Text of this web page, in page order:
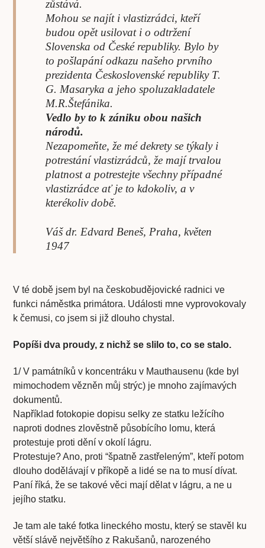
zůstává.
Mohou se najít i vlastizrádci, kteří
budou opět usilovat i o odtržení
Slovenska od České republiky. Bylo by
to pošlapání odkazu našeho prvního
prezidenta Československé republiky T.
G. Masaryka a jeho spoluzakladatele
M.R.Štefánika.
Vedlo by to k zániku obou našich
národů.
Nezapomeňte, že mé dekrety se týkaly i
potrestání vlastizrádců, že mají trvalou
platnost a potrestejte všechny případné
vlastizrádce ať je to kdokoliv, a v
kterékoliv době.
Váš dr. Edvard Beneš, Praha, květen
1947
V té době jsem byl na českobudějovické radnici ve
funkci náměstka primátora. Události mne vyprovokovaly
k čemusi, co jsem si již dlouho chystal.
Popíši dva proudy, z nichž se slilo to, co se stalo.
1/ V památníků v koncentráku v Mauthausenu (kde byl
mimochodem vězněn můj strýc) je mnoho zajímavých
dokumentů.
Například fotokopie dopisu selky ze statku ležícího
naproti dodnes zlověstně působícího lomu, která
protestuje proti dění v okolí lágru.
Protestuje? Ano, proti “špatně zastřeleným”, kteří potom
dlouho dodělávají v příkopě a lidé se na to musí dívat.
Paní říká, že se takové věci mají dělat v lágru, a ne u
jejího statku.
Je tam ale také fotka lineckého mostu, který se stavěl ku
větší slávě největšího z Rakušanů, narozeného